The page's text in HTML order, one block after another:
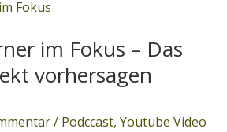
im Fokus – Das
vorhersagen
/ Podccast, Youtube Video